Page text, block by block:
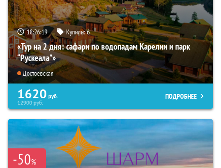
18:26:18 Купили:6
«Тур на 2 дня: сафари по водопадам Карелии и парк
“Рускеала"»
Достоевская
1620 руб.
12900руб.
ПОДРОБНЕЕ
-50%